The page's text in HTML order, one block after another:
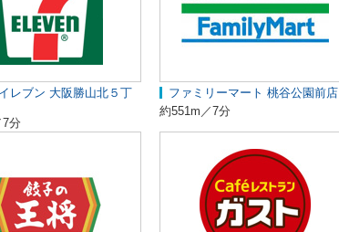
レブン 大阪勝山北５丁
分
ファミリーマート 桃谷公園前店
約551m／7分